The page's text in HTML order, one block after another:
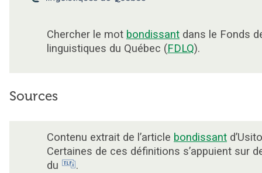
Chercher le mot bondissant dans le Fonds
linguistiques du Québec (FDLQ).
Sources
Contenu extrait de l’article bondissant
Certaines de ces définitions s’appuient sur
du
.